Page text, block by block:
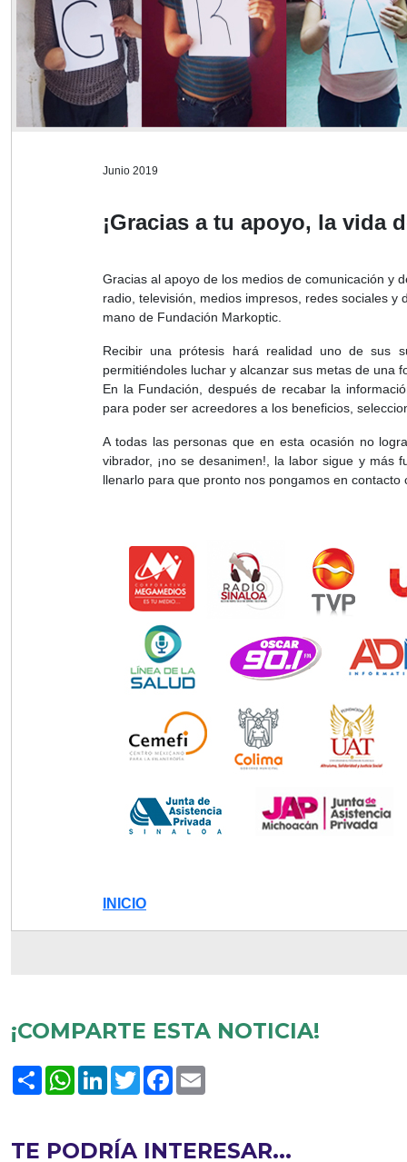
Junio 2019
¡Gracias a tu apoyo, la vida
Gracias al apoyo de los medios de comunicación y
radio, televisión, medios impresos, redes sociales
mano de Fundación Markoptic.
Recibir una prótesis hará realidad uno de sus
permitiéndoles luchar y alcanzar sus metas de una
En la Fundación, después de recabar la
para poder ser acreedores a los beneficios,
A todas las personas que en esta ocasión no
vibrador, ¡no se desanimen!, la labor sigue y más
llenarlo para que pronto nos pongamos en contacto
INICIO
¡COMPARTE ESTA NOTICIA!
CompartirWhatsApp
LinkedIn
TwitterFacebook
TE PODRÍA INTERESAR...